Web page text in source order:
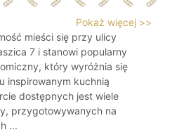
Pokaż więcej >>
mieści się przy ulicy
7 i stanowi popularny
który wyróżnia się
inspirowanym kuchnią
dostępnych jest wiele
przygotowywanych na
...